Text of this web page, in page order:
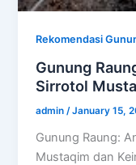
Rekomendasi
Gunung
Sirrotol
admin/January 15,
Gunung Raung:
Mustaqim dan